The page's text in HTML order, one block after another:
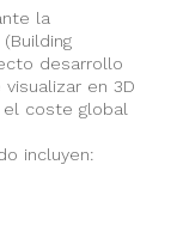
la
desarrollo
en 3D
coste global
incluyen: